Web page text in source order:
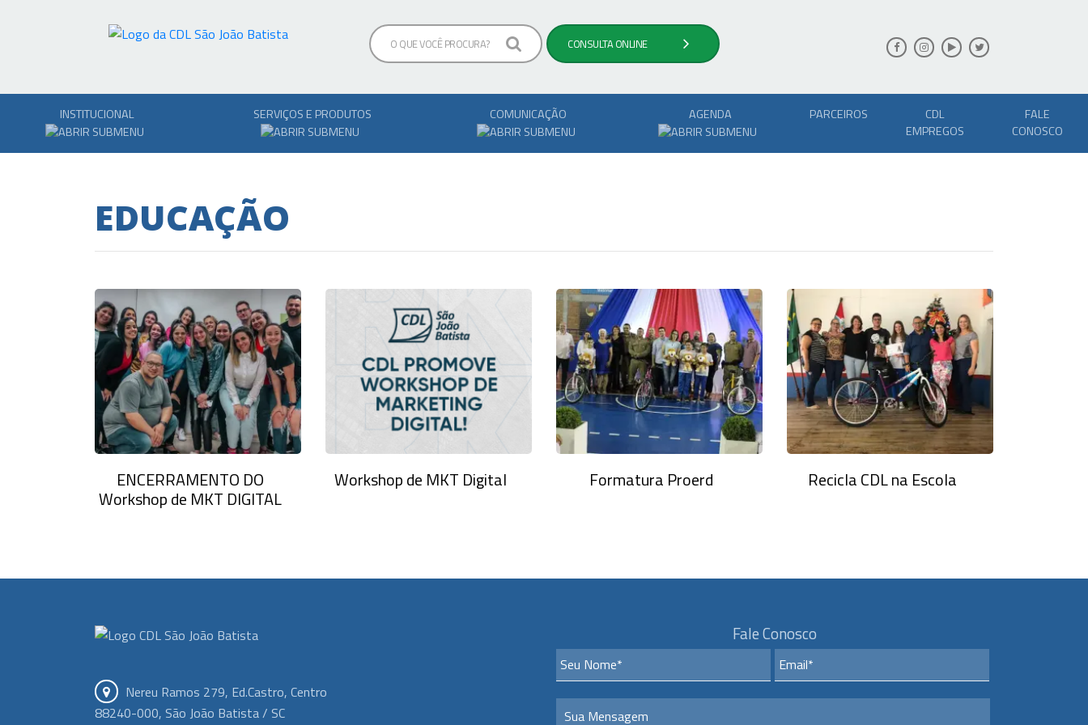
INSTITUCIONAL SERVIÇOS E PRODUTOS COMUNICAÇÃO AGENDA PARCEIROS
CDL
EMPREGOS
FALE
CONOSCO
EDUCAÇÃO
ENCERRAMENTO DO
Workshop de MKT DIGITAL
Workshop de MKT Digital Formatura Proerd Recicla CDL na Escola
Nereu Ramos 279, Ed.Castro, Centro
88240-000, São João Batista / SC
Fale Conosco